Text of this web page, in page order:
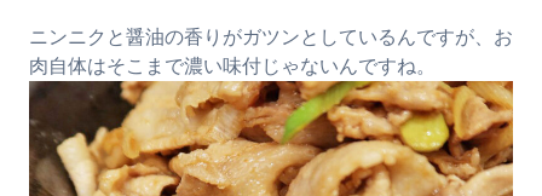
ニンニクと醤油の香りがガツンとしているんですが、お
肉自体はそこまで濃い味付じゃないんですね。